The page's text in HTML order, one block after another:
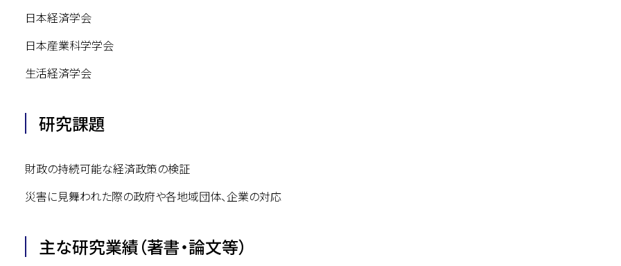
日本経済学会
日本産業科学学会
生活経済学会
研究課題
財政の持続可能な経済政策の検証
災害に見舞われた際の政府や各地域団体、企業の対応
主な研究業績（著書・論文等）